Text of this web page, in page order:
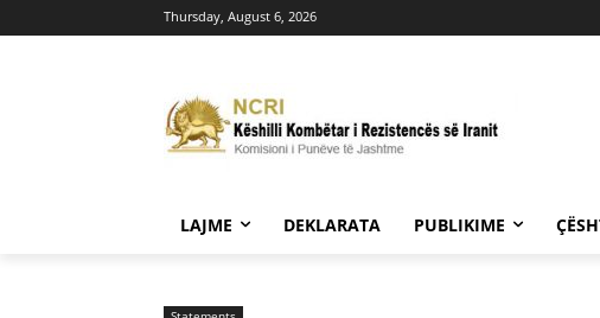
Thursday, August 6, 2026
LAJME DEKLARATA PUBLIKIME